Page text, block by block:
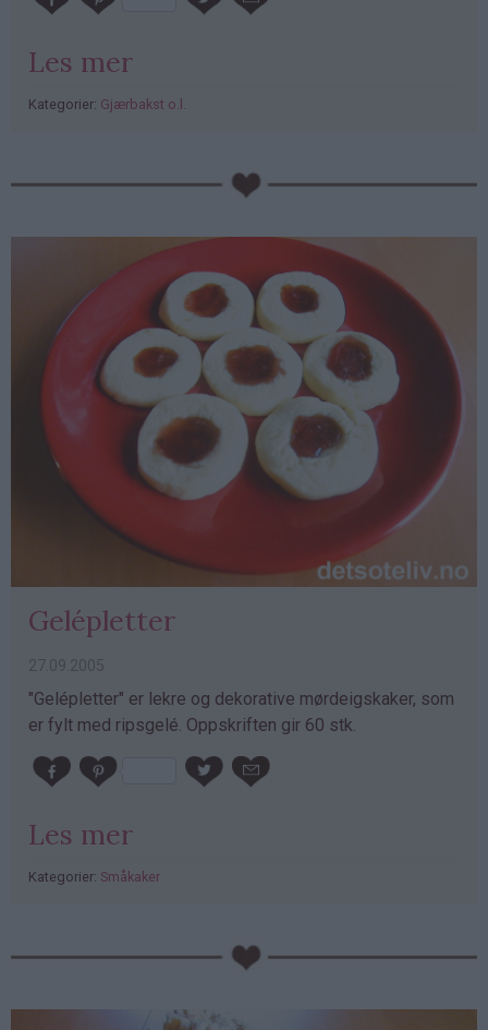
Les mer
Kategorier: Gjærbakst o.l.
PubGalaxy
Gelépletter
27.09.2005
"Gelépletter" er lekre og dekorative mørdeigskaker, som
er fylt med ripsgelé. Oppskriften gir 60 stk.
Les mer
Kategorier: Småkaker
PubGalaxy